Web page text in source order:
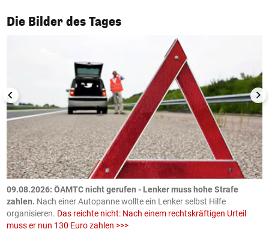
Die Bilder des Tages
1/50
09.08.2026: ÖAMTC nicht gerufen - Lenker muss hohe Strafe
zahlen. Nach einer Autopanne wollte ein Lenker selbst Hilfe
organisieren. Das reichte nicht: Nach einem rechtskräftigen Urteil
muss er nun 130 Euro zahlen >>>